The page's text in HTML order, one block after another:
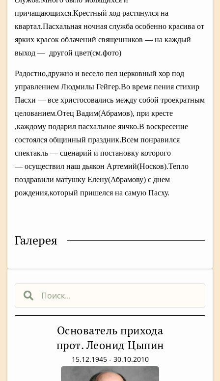
Основатель прихода
прот. Леонид Цыпин
15.12.1945 - 30.10.2010
причащающихся.Крестный ход растянулся на
квартал.Пасхальная ночная служба особенно красива от
ярких красок облачений священников — на каждый
выход — другой цвет(см.фото)
Радостно,дружно и весело пел церковный хор под
управлением Людмилы Гейгер.Во время пения стихир
Пасхи — все христосовались между собой троекратным
целованием.Отец Вадим(Абрамов), при кресте
,каждому подарил пасхальное яичко.В воскресение
состоялся общинный праздник.Всем понравился
спектакль — сценарий и постановку которого
— осуществил наш дьякон Артемий(Носков).Тепло
поздравили матушку Елену(Абрамову) с днем
рождения,который пришелся на самую Пасху.
Галерея